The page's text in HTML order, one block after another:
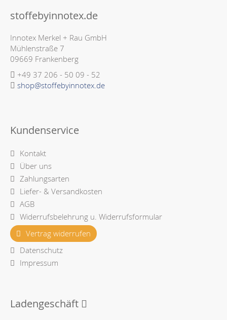
stoffebyinnotex.de
Innotex Merkel + Rau GmbH
Mühlenstraße 7
09669 Frankenberg
+49 37 206 - 50 09 - 52
shop@stoffebyinnotex.de
Kundenservice
Kontakt
Über uns
Zahlungsarten
Liefer- & Versandkosten
AGB
Widerrufsbelehrung u. Widerrufsformular
Vertrag widerrufen
Datenschutz
Impressum
Ladengeschäft